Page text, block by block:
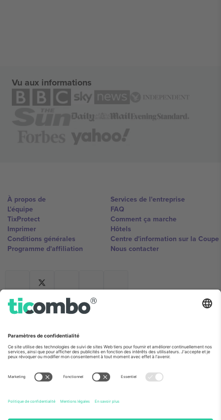
Vu aux informations
À propos de
L'équipe
TixProtect
Imprimer
Conditions générales
Programme d'affiliation
Services de l'entreprise
FAQ
Comment ça marche
Hôtels
Centre d'information sur la Coupe
Nous contacter
Ticombo France
Mimi Balkanska 132, 1540, Sofia,
Bulgaria
L'entité juridique du fournisseur de la plateforme peut changer en
détails, consultez la page spécifique de l'événement, les mentions